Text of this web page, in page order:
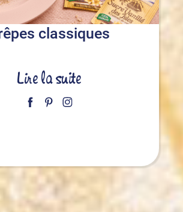
classiques
Lire la suite